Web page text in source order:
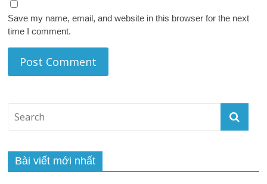
Save my name, email, and website in this browser for the next
time I comment.
Bài viết mới nhất